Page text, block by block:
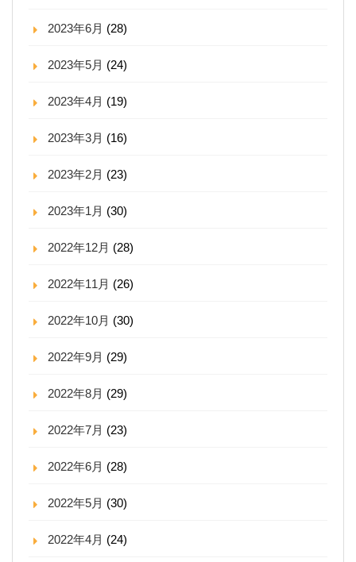
2023年6月 (28)
2023年5月 (24)
2023年4月 (19)
2023年3月 (16)
2023年2月 (23)
2023年1月 (30)
2022年12月 (28)
2022年11月 (26)
2022年10月 (30)
2022年9月 (29)
2022年8月 (29)
2022年7月 (23)
2022年6月 (28)
2022年5月 (30)
2022年4月 (24)